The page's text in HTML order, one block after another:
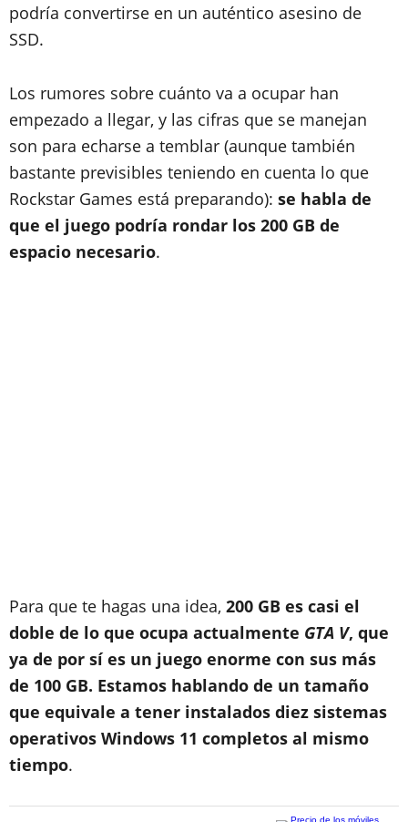
podría convertirse en un auténtico asesino de
SSD.
Los rumores sobre cuánto va a ocupar han
empezado a llegar, y las cifras que se manejan
son para echarse a temblar (aunque también
bastante previsibles teniendo en cuenta lo que
Rockstar Games está preparando): se habla de
que el juego podría rondar los 200 GB de
espacio necesario.
Para que te hagas una idea, 200 GB es casi el
doble de lo que ocupa actualmente GTA V, que
ya de por sí es un juego enorme con sus más
de 100 GB. Estamos hablando de un tamaño
que equivale a tener instalados diez sistemas
operativos Windows 11 completos al mismo
tiempo.